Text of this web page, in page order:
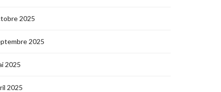
2025
2025
2025
2025